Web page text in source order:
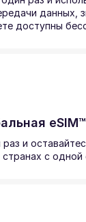
данных,
доступны
eSIM™
и
с одной